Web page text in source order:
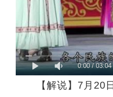
0:00/03:04
【解说】7月20日